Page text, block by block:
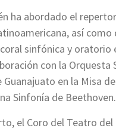
ha abordado el
así como
sinfónica y oratorio
con la Orquesta
en la Misa
Sinfonía de Beethoven.
el Coro del Teatro